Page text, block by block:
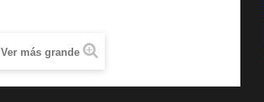
Ver más grande